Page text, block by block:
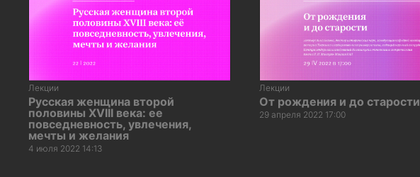
Лекции
Русская женщина второй
половины XVIII века: ее
повседневность, увлечения,
мечты и желания
4 июля 2022 14:13
Лекции
От рождения и до старости
29 апреля 2022 17:00